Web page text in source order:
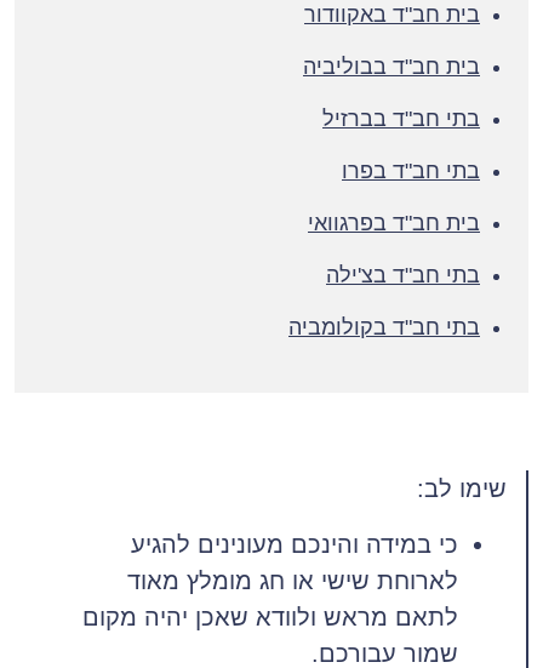
בית חב"ד באקוודור
בית חב"ד בבוליביה
בתי חב"ד בברזיל
בתי חב"ד בפרו
בית חב"ד בפרגוואי
בתי חב"ד בצ'ילה
בתי חב"ד בקולומביה
שימו לב:
כי במידה והינכם מעונינים להגיע
לארוחת שישי או חג מומלץ מאוד
לתאם מראש ולוודא שאכן יהיה מקום
שמור עבורכם.